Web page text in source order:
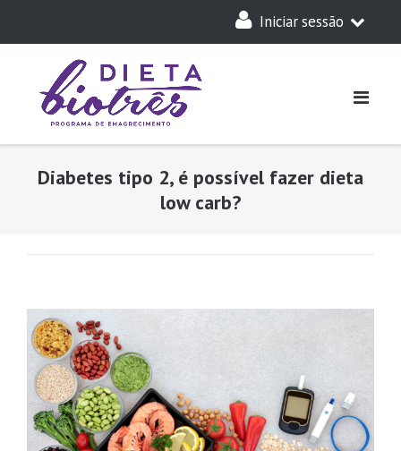
Iniciar sessão
Diabetes tipo 2, é possível fazer dieta
low carb?